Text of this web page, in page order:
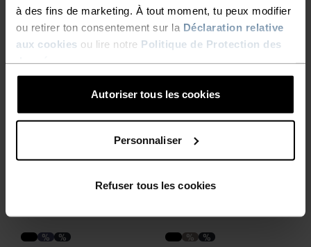
à des fins de marketing. À tout moment, tu peux modifier
ou retirer ton consentement sur la Déclaration relative
aux cookies ou lire notre Politique de Protection des
Autoriser tous les cookies
Personnaliser
Refuser tous les cookies
CHF 110.00
CHF 100.00
Pantalon de ski de fond
Essential Warm
CHF 110.00
% % %
Pantalon de ski de fond
Warm
CHF 180.00
% % % %